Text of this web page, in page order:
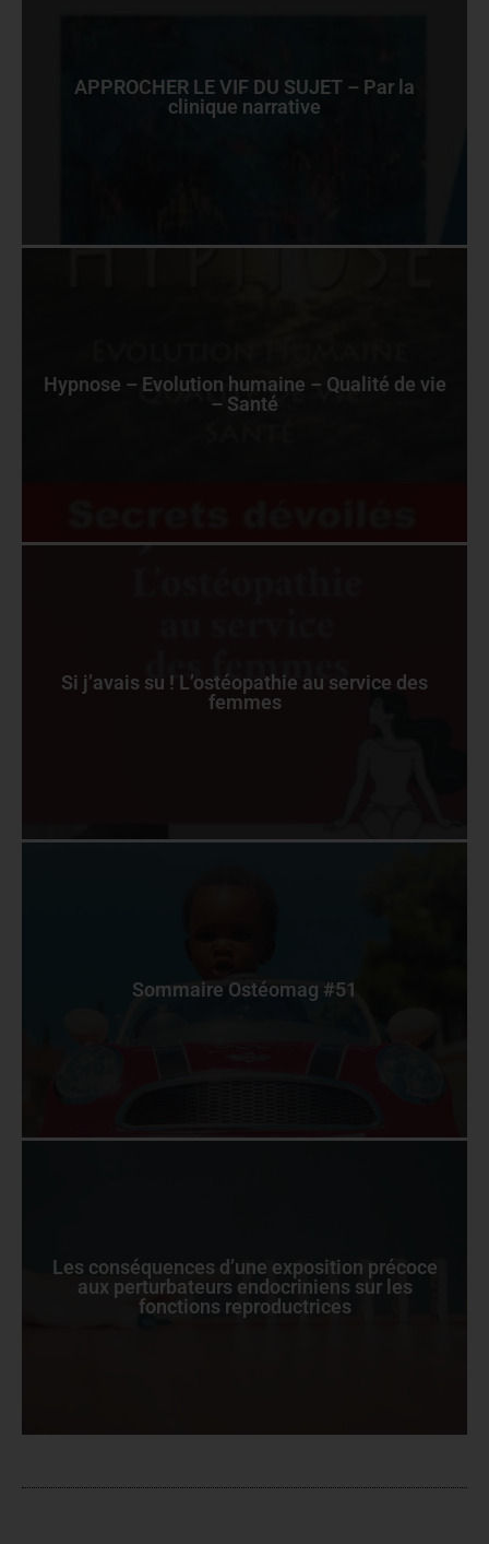
APPROCHER LE VIF DU SUJET – Par la
clinique narrative
Hypnose – Evolution humaine – Qualité de vie
– Santé
Si j’avais su ! L’ostéopathie au service des
femmes
Sommaire Ostéomag #51
Les conséquences d’une exposition précoce
aux perturbateurs endocriniens sur les
fonctions reproductrices